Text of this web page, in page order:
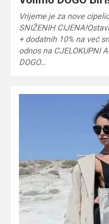
Vrijeme je za nove
SNIŽENIH
+ dodatnih 10% na već
odnos na CJELOKUPNI
DOGO…